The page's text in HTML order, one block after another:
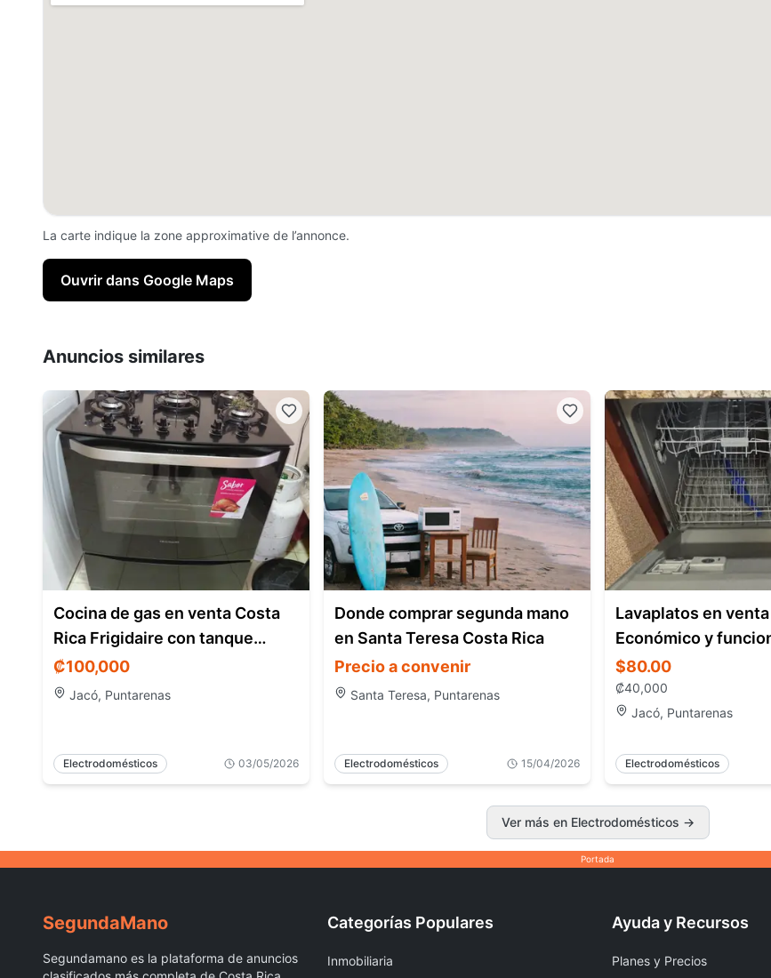
Portada
La carte indique la zone approximative de l’annonce.
Ouvrir dans Google Maps
Anuncios similares
Cocina de gas en venta Costa
Rica Frigidaire con tanque
incluido
₡100,000
Jacó, Puntarenas
Electrodomésticos 03/05/2026
Donde comprar segunda mano
en Santa Teresa Costa Rica
Precio a convenir
Santa Teresa, Puntarenas
Electrodomésticos 15/04/2026
Lavaplatos en venta
Económico y
$80.00
₡40,000
Jacó, Puntarenas
Electrodomésticos
Ver más en Electrodomésticos →
SegundaMano
Segundamano es la plataforma de anuncios
Categorías Populares
Inmobiliaria
Ayuda y Recursos
Planes y Precios